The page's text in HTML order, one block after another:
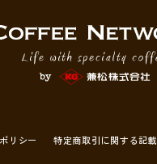
リシー 特定商取引に関する記載